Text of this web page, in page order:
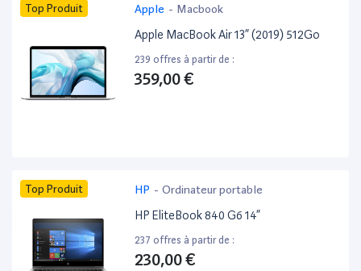
Top Produit Apple - Macbook
Apple MacBook Air 13” (2019) 512Go
239 offres à partir de :
359,00 €
Top Produit HP - Ordinateur portable
HP EliteBook 840 G6 14”
237 offres à partir de :
230,00 €